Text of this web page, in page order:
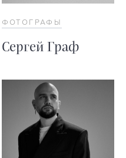
ФОТОГРАФЫ
Сергей Граф